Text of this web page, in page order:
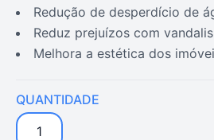
redução de desperdício de
reduz prejuízos com
melhora a estética dos
QUANTIDADE
1